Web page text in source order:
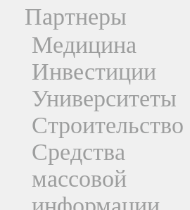
Партнеры
Медицина
Инвестиции
Университеты
Строительство
Средства
массовой